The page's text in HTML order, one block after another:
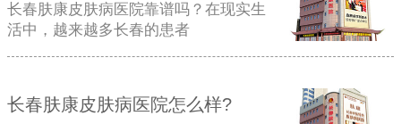
长春肤康皮肤病医院靠谱吗？在现实生
活中，越来越多长春的患者
长春肤康皮肤病医院怎么样?